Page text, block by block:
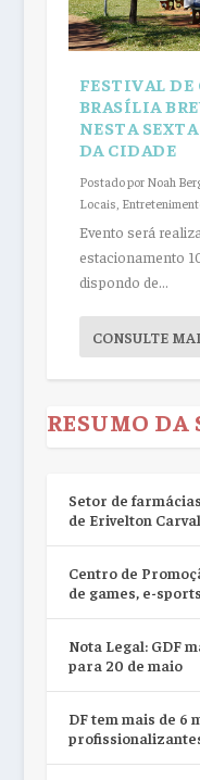
FESTIVAL DE
BRASÍLIA
NESTA
DA CIDADE
Postado porNoah
Locais,
Evento será
estacionamento
dispondo de...
CONSULTE
RESUMO DA
Setor de
de Erivelton
Centro de
de games, e-
Nota Legal: GDF
para 20 de maio
DF tem mais de 6